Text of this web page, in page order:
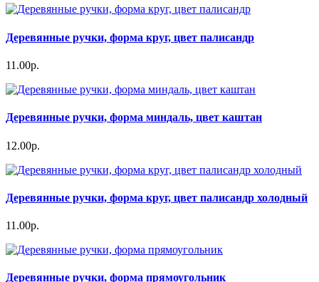
Деревянные ручки, форма круг, цвет палисандр
11.00р.
Деревянные ручки, форма миндаль, цвет каштан
12.00р.
Деревянные ручки, форма круг, цвет палисандр холодный
11.00р.
Деревянные ручки, форма прямоугольник